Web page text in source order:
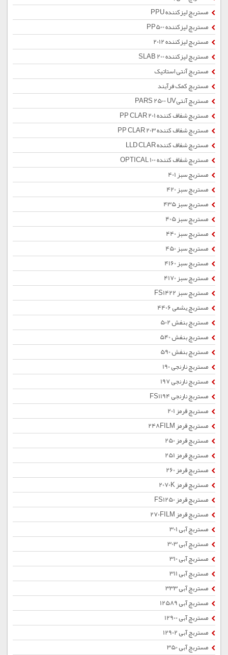
مستربچ لیزکننده PPU
مستربچ لیزکننده PP500
مستربچ لیزکننده 2012
مستربچ لیزکننده SLAB 200
مستربچ آنتی استاتیک
مستربچ کمک فرآیند
مستربچ آنتیPARS 2500 UV
مستربچ شفاف کننده PP CLAR 201
مستربچ شفاف کننده PP CLAR 203
مستربچ شفاف کننده LLD CLAR
مستربچ شفاف کننده OPTICAL 100
مستربچ سبز 401
مستربچ سبز 420
مستربچ سبز 435
مستربچ سبز 405
مستربچ سبز 440
مستربچ سبز 450
مستربچ سبز 4160
مستربچ سبز 4170
مستربچ سبز FS1422
مستربچ یشمی 4406
مستربچ بنفش 502
مستربچ بنفش 540
مستربچ بنفش 590
مستربچ نارنجی 190
مستربچ نارنجی 197
مستربچ نارنجی FS1194
مستربچ قرمز 201
مستربچ قرمز 248FILM
مستربچ قرمز 250
مستربچ قرمز 251
مستربچ قرمز 260
مستربچ قرمز 2070K
مستربچ قرمز FS1250
مستربچ قرمز 270FILM
مستربچ آبی 301
مستربچ آبی 303
مستربچ آبی 310
مستربچ آبی 311
مستربچ آبی 333
مستربچ آبی 12589
مستربچ آبی 12900
مستربچ آبی 12902
مستربچ آبی 350